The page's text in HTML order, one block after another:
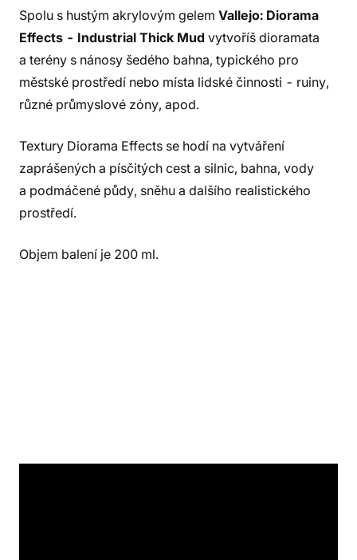
Spolu s hustým akrylovým gelem Vallejo: Diorama
Effects - Industrial Thick Mud vytvoříš dioramata
a terény s nánosy šedého bahna, typického pro
městské prostředí nebo místa lidské činnosti - ruiny,
různé průmyslové zóny, apod.
Textury Diorama Effects se hodí na vytváření
zaprášených a písčitých cest a silnic, bahna, vody
a podmáčené půdy, sněhu a dalšího realistického
prostředí.
Objem balení je 200 ml.